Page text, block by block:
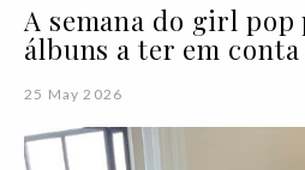
A semana do girl
álbuns a ter em conta
25 May 2026